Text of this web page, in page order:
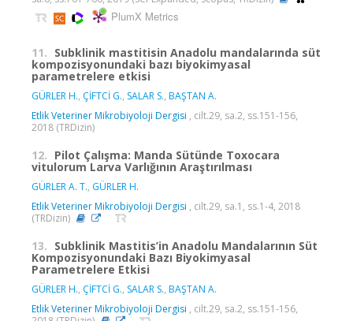
PlumX Metrics
11. Subklinik mastitisin Anadolu mandalarında süt
kompozisyonundaki bazı biyokimyasal
parametrelere etkisi
GÜRLER H., ÇİFTCİ G., SALAR S., BAŞTAN A.
Etlik Veteriner Mikrobiyoloji Dergisi , cilt.29, sa.2, ss.151-156,
2018 (TRDizin)
12. Pilot Çalışma: Manda Sütünde Toxocara
vitulorum Larva Varlığının Araştırılması
GÜRLER A. T., GÜRLER H.
Etlik Veteriner Mikrobiyoloji Dergisi , cilt.29, sa.1, ss.1-4, 2018
(TRDizin)
13. Subklinik Mastitis’in Anadolu Mandalarının Süt
Kompozisyonundaki Bazı Biyokimyasal
Parametrelere Etkisi
GÜRLER H., ÇİFTCİ G., SALAR S., BAŞTAN A.
Etlik Veteriner Mikrobiyoloji Dergisi , cilt.29, sa.2, ss.151-156,